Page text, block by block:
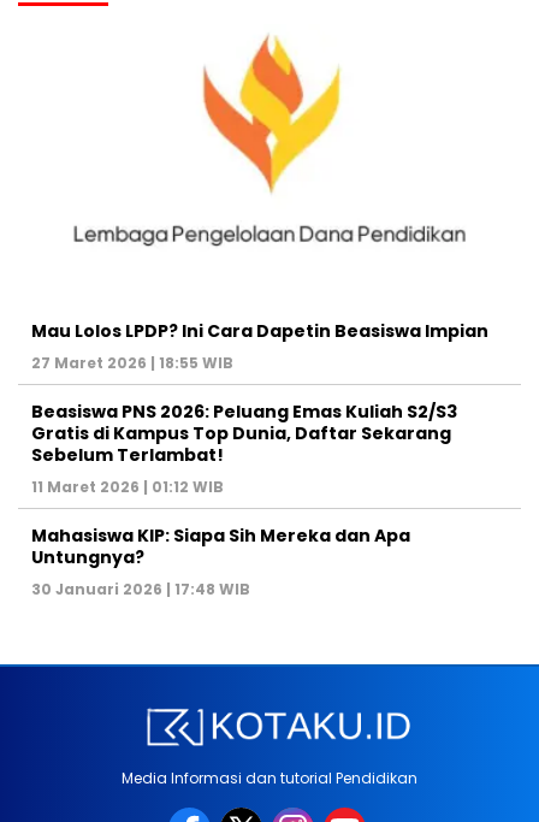
Mau Lolos LPDP? Ini Cara Dapetin Beasiswa Impian
27 Maret 2026 | 18:55 WIB
Beasiswa PNS 2026: Peluang Emas Kuliah S2/S3
Gratis di Kampus Top Dunia, Daftar Sekarang
Sebelum Terlambat!
11 Maret 2026 | 01:12 WIB
Mahasiswa KIP: Siapa Sih Mereka dan Apa
Untungnya?
30 Januari 2026 | 17:48 WIB
Media Informasi dan tutorial Pendidikan